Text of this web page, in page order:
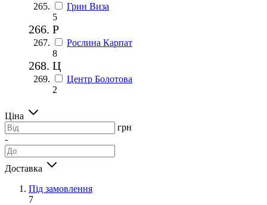
Грин Виза
5
Р
Рослина Карпат
8
Ц
Центр Болотова
2
Ціна
грн
-
Доставка
Під замовлення
7